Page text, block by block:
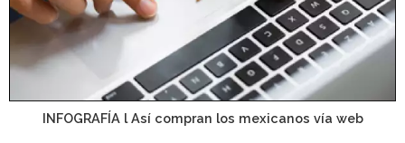
INFOGRAFÍA l Así compran los mexicanos vía web